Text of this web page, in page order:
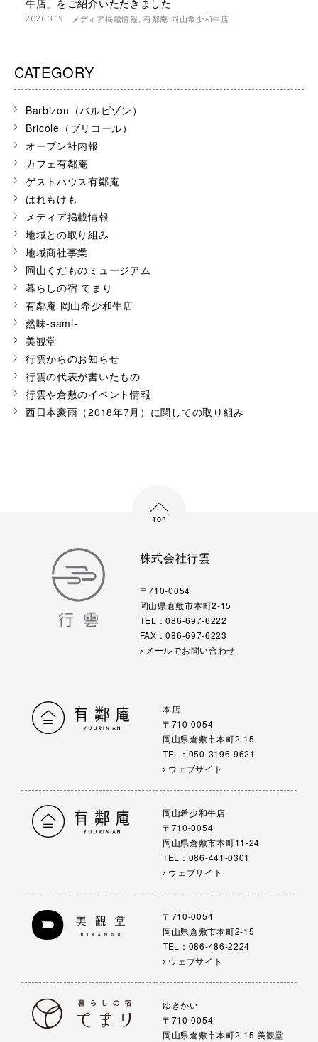
牛店」をご紹介いただきました
2026.3.19 メディア掲載情報,有鄰庵 岡山希少和牛店
CATEGORY
Barbizon（バルビゾン）
Bricole（ブリコール）
オープン社内報
カフェ有鄰庵
ゲストハウス有鄰庵
はれもけも
メディア掲載情報
地域との取り組み
地域商社事業
岡山くだものミュージアム
暮らしの宿 てまり
有鄰庵 岡山希少和牛店
然味-sami-
美観堂
行雲からのお知らせ
行雲の代表が書いたもの
行雲や倉敷のイベント情報
西日本豪雨（2018年7月）に関しての取り組み
株式会社行雲
〒710-0054
岡山県倉敷市本町2-15
TEL：086-697-6222
FAX：086-697-6223
メールでお問い合わせ
本店
〒710-0054
岡山県倉敷市本町2-15
TEL：050-3196-9621
ウェブサイト
岡山希少和牛店
〒710-0054
岡山県倉敷市本町11-24
TEL：086-441-0301
ウェブサイト
〒710-0054
岡山県倉敷市本町2-15
TEL：086-486-2224
ウェブサイト
ゆきかい
〒710-0054
岡山県倉敷市本町2-15 美観堂